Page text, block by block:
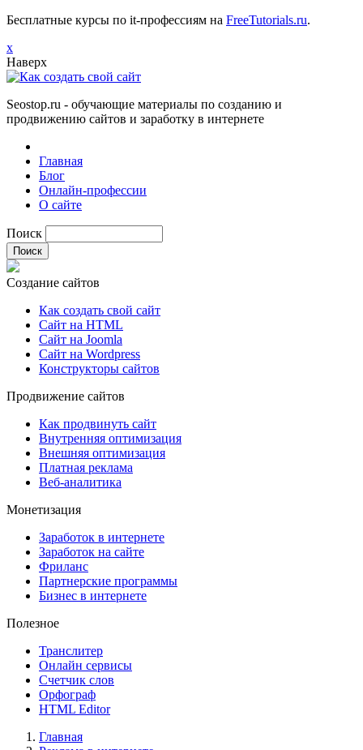
Бесплатные курсы по it-профессиям на FreeTutorials.ru.
х
Наверх
Seostop.ru - обучающие материалы по созданию и
продвижению сайтов и заработку в интернете
Главная
Блог
Онлайн-профессии
О сайте
Поиск
Создание сайтов
Как создать свой сайт
Сайт на HTML
Сайт на Joomla
Сайт на Wordpress
Конструкторы сайтов
Продвижение сайтов
Как продвинуть сайт
Внутренняя оптимизация
Внешняя оптимизация
Платная реклама
Веб-аналитика
Монетизация
Заработок в интернете
Заработок на сайте
Фриланс
Партнерские программы
Бизнес в интернете
Полезное
Транслитер
Онлайн сервисы
Счетчик слов
Орфограф
HTML Editor
Главная